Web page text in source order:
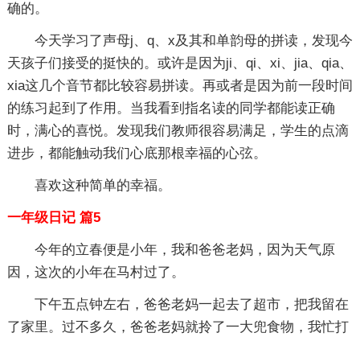
确的。
今天学习了声母j、q、x及其和单韵母的拼读，发现今
天孩子们接受的挺快的。或许是因为ji、qi、xi、jia、qia、
xia这几个音节都比较容易拼读。再或者是因为前一段时间
的练习起到了作用。当我看到指名读的同学都能读正确
时，满心的喜悦。发现我们教师很容易满足，学生的点滴
进步，都能触动我们心底那根幸福的心弦。
喜欢这种简单的幸福。
一年级日记 篇5
今年的立春便是小年，我和爸爸老妈，因为天气原
因，这次的小年在马村过了。
下午五点钟左右，爸爸老妈一起去了超市，把我留在
了家里。过不多久，爸爸老妈就拎了一大兜食物，我忙打